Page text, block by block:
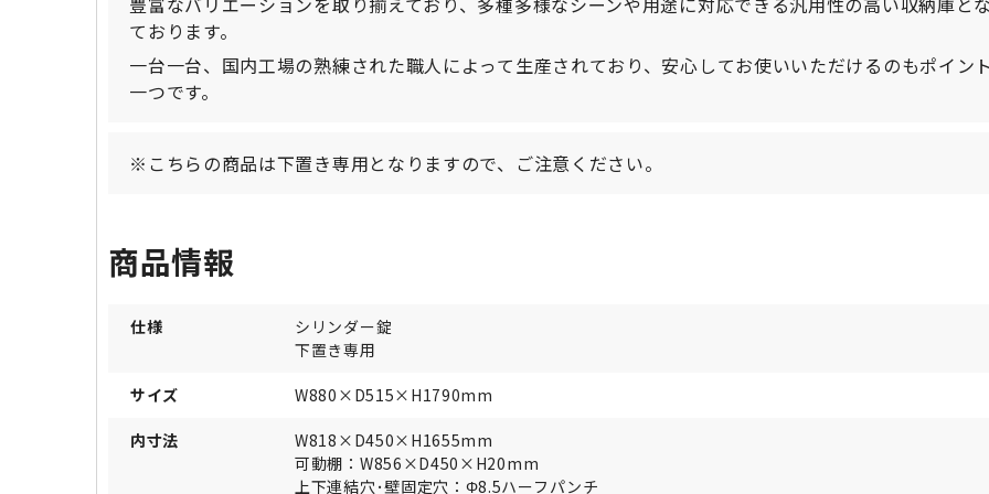
ております。
一台一台、国内工場の熟練された職人によって生産されており、安心してお使いいただけるのもポイン
一つです。
※こちらの商品は下置き専用となりますので、ご注意ください。
商品情報
仕様
シリンダー錠
下置き専用
サイズ W880×D515×H1790mm
内寸法
W818×D450×H1655mm
可動棚：W856×D450×H20mm
上下連結穴･壁固定穴：Φ8.5ハーフパンチ